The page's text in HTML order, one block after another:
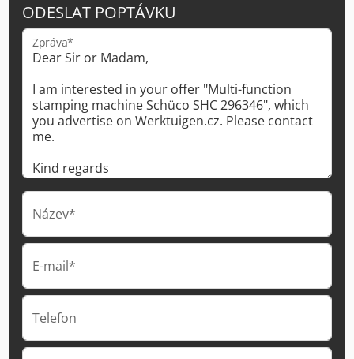
ODESLAT POPTÁVKU
Zpráva*
Název*
E-mail*
Telefon